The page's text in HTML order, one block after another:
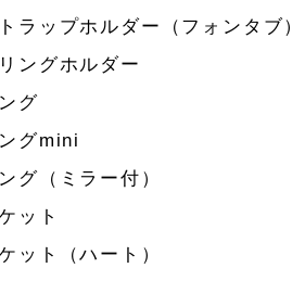
ラップホルダー（フォンタブ）
ングホルダー
グ
グmini
グ（ミラー付）
ット
ット（ハート）